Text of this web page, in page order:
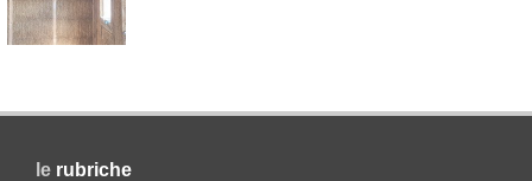
le rubriche